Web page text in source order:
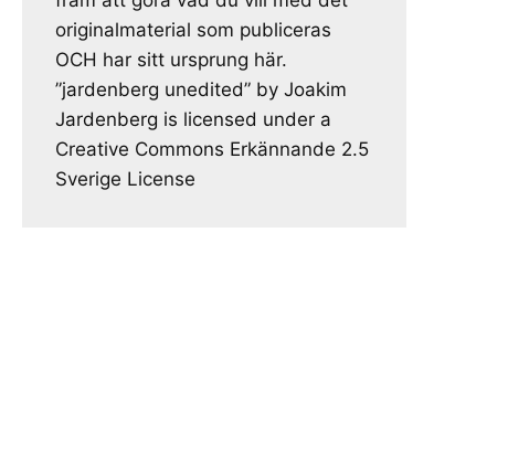
originalmaterial som publiceras
OCH har sitt ursprung här.
”jardenberg unedited” by Joakim
Jardenberg is licensed under a
Creative Commons Erkännande 2.5
Sverige License